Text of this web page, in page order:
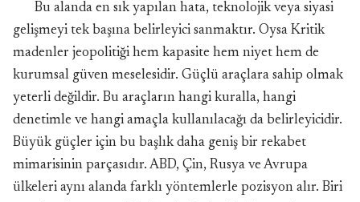
Bu alanda en sık yapılan hata, teknolojik veya siyasi
gelişmeyi tek başına belirleyici sanmaktır. Oysa Kritik
madenler jeopolitiği hem kapasite hem niyet hem de
kurumsal güven meselesidir. Güçlü araçlara sahip olmak
yeterli değildir. Bu araçların hangi kuralla, hangi
denetimle ve hangi amaçla kullanılacağı da belirleyicidir.
Büyük güçler için bu başlık daha geniş bir rekabet
mimarisinin parçasıdır. ABD, Çin, Rusya ve Avrupa
ülkeleri aynı alanda farklı yöntemlerle pozisyon alır. Biri